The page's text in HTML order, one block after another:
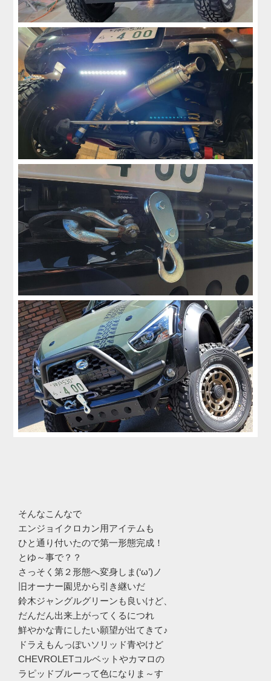
そんなこんなで
エンジョイクロカン用アイテムも
ひと通り付いたので第一形態完成！
とゆ～事で？？
さっそく第２形態へ変身しま(‘ω’)ノ
旧オーナー園児から引き継いだ
鈴木ジャングルグリーンも良いけど、
だんだん出来上がってくるにつれ
鮮やかな青にしたい願望が出てきて♪
ドラえもんっぽいソリッド青やけど
CHEVROLETコルベットやカマロの
ラピッドブルーって色になりま～す